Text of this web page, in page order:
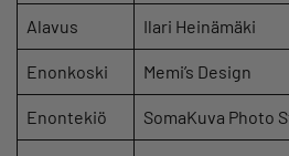
Alavus Ilari Heinämäki
Enonkoski Memi’s Design
Enontekiö SomaKuva Photo